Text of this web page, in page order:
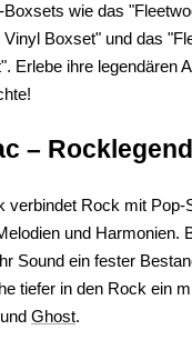
wie das
Boxset" und das
Erlebe ihre legendären
–
verbindet Rock mit Pop-
und Harmonien.
Sound ein fester
tiefer in den Rock ein
und Ghost.